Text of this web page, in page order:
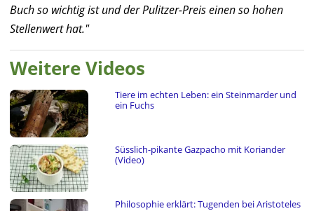
Buch so wichtig ist und der Pulitzer-Preis einen so hohen
Stellenwert hat."
Weitere Videos
Tiere im echten Leben: ein Steinmarder und
ein Fuchs
Süsslich-pikante Gazpacho mit Koriander
(Video)
Philosophie erklärt: Tugenden bei Aristoteles